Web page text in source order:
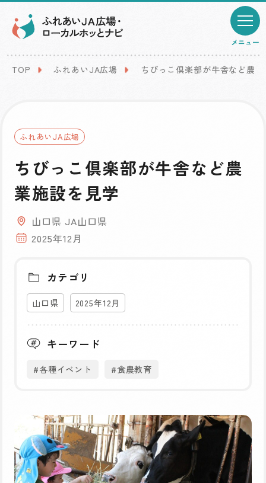
メニュー
TOP ふれあいJA広場 ちびっこ倶楽部が牛舎など農
ふれあいJA広場
ちびっこ倶楽部が牛舎など農
業施設を見学
山口県 JA山口県
2025年12月
カテゴリ
山口県 2025年12月
キーワード
#各種イベント #食農教育